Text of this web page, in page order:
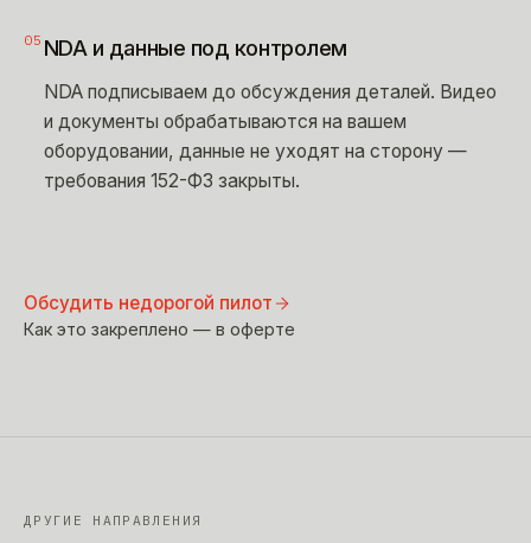
05 NDA и данные под контролем
NDA подписываем до обсуждения деталей. Видео
и документы обрабатываются на вашем
оборудовании, данные не уходят на сторону —
требования 152-ФЗ закрыты.
Обсудить недорогой пилот
Как это закреплено — в оферте
ДРУГИЕ НАПРАВЛЕНИЯ